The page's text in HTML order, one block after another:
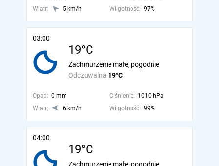
Wiatr:
5 km/h Wilgotność: 97%
03:00
19°C
Odczuwalna 19°C
Zachmurzenie małe, pogodnie
Opad: 0 mm Ciśnienie: 1010 hPa
Wiatr:
6 km/h Wilgotność: 99%
04:00
19°C
Zachmurzenie małe, pogodnie